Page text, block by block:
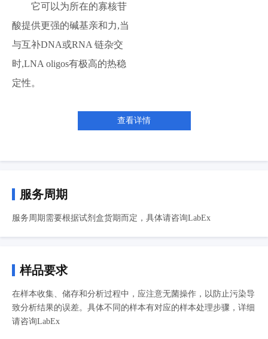
它可以为所在的寡核苷
酸提供更强的碱基亲和力,当
与互补DNA或RNA 链杂交
时,LNA oligos有极高的热稳
定性。
查看详情
服务周期
服务周期需要根据试剂盒货期而定，具体请咨询LabEx
样品要求
在样本收集、储存和分析过程中，应注意无菌操作，以防止污染导
致分析结果的误差。具体不同的样本有对应的样本处理步骤，详细
请咨询LabEx